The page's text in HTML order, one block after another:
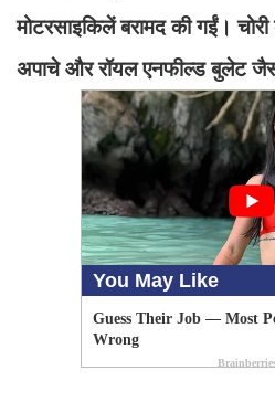
मोटरसाइकिलें बरामद की गईं।
अपाचे और रॉयल एनफील्ड बुलेट